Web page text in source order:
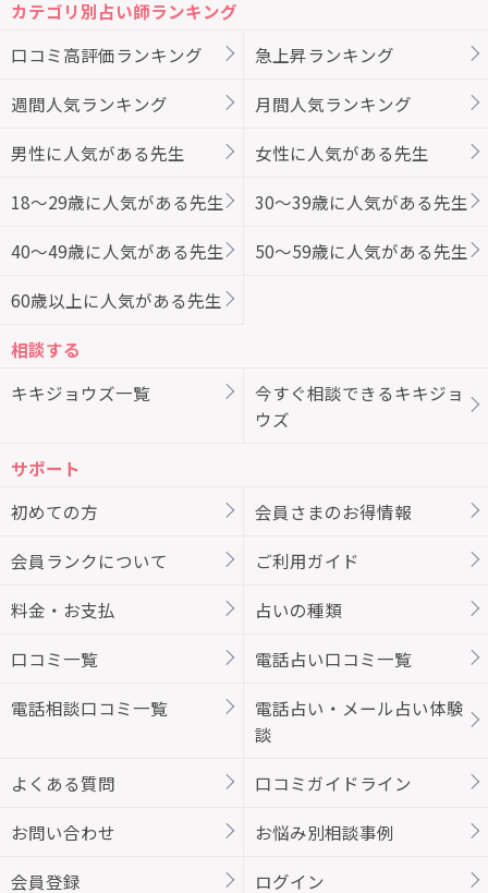
カテゴリ別占い師ランキング
口コミ高評価ランキング
急上昇ランキング
週間人気ランキング 月間人気ランキング
男性に人気がある先生 女性に人気がある先生
18～29歳に人気がある先生 30～39歳に人気がある先生
40～49歳に人気がある先生 50～59歳に人気がある先生
60歳以上に人気がある先生
相談する
キキジョウズ一覧
今すぐ相談できるキキジョ
ウズ
サポート
初めての方
会員さまのお得情報
会員ランクについて ご利用ガイド
料金・お支払 占いの種類
口コミ一覧 電話占い口コミ一覧
電話相談口コミ一覧
電話占い・メール占い体験
談
よくある質問 口コミガイドライン
お問い合わせ お悩み別相談事例
会員登録 ログイン